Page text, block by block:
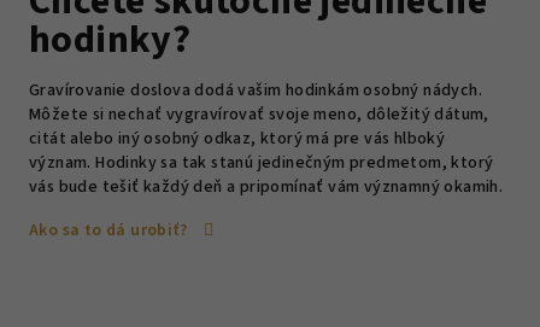
hodinky?
Gravírovanie doslova dodá vašim hodinkám osobný nádych.
Môžete si nechať vygravírovať svoje meno, dôležitý dátum,
citát alebo iný osobný odkaz, ktorý má pre vás hlboký
význam. Hodinky sa tak stanú jedinečným predmetom, ktorý
vás bude tešiť každý deň a pripomínať vám významný okamih.
Ako sa to dá urobiť?